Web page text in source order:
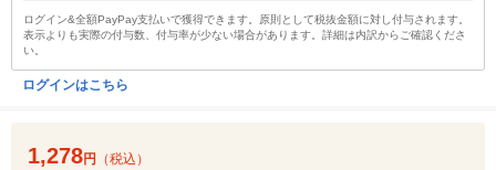
ログイン&全額PayPay支払いで獲得できます。原則として税抜金額に対し付与されます。
表示よりも実際の付与数、付与率が少ない場合があります。詳細は内訳からご確認くださ
い。
ログインはこちら
1,278円 （税込）